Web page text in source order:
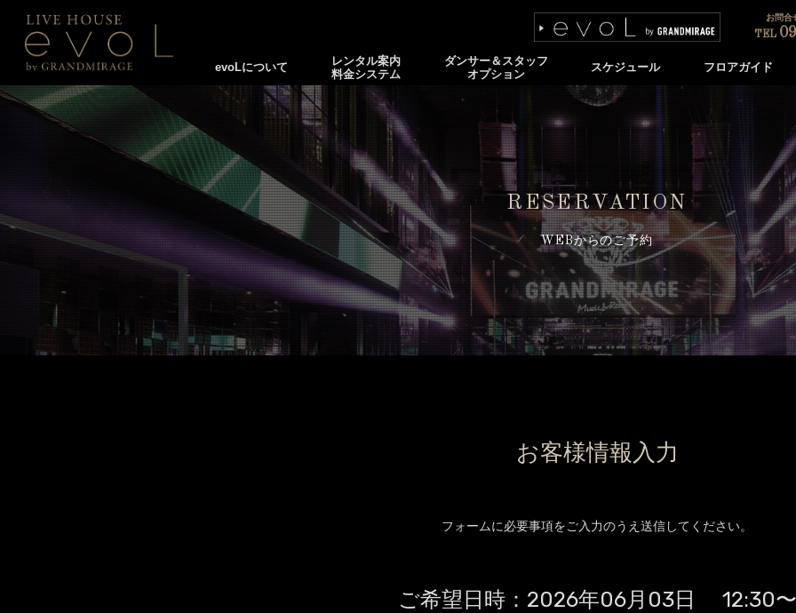
evoLについて
レンタル案内
料金システム
ダンサー＆スタッフ
オプション
スケジュール フロアガイド
お問合
TEL
RESERVATION
WEBからのご予約
お客様情報入力
フォームに必要事項をご入力のうえ送信してください。
ご希望日時： 2026年06月03日 12:30〜